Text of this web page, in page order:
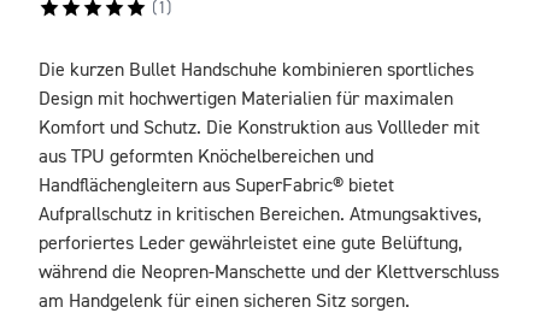
( 1 )
BESCHREIBUNG
Die kurzen Bullet Handschuhe kombinieren sportliches
Design mit hochwertigen Materialien für maximalen
Komfort und Schutz. Die Konstruktion aus Vollleder mit
aus TPU geformten Knöchelbereichen und
Handflächengleitern aus SuperFabric® bietet
Aufprallschutz in kritischen Bereichen. Atmungsaktives,
perforiertes Leder gewährleistet eine gute Belüftung,
während die Neopren-Manschette und der Klettverschluss
am Handgelenk für einen sicheren Sitz sorgen.